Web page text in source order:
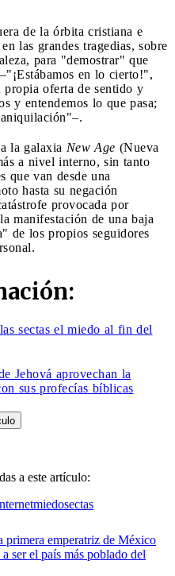
de la órbita cristiana e
las grandes tragedias, sobre
para "demostrar" que
en lo cierto!",
propia oferta de sentido y
y entendemos lo que pasa;
la galaxia New Age (Nueva
a nivel interno, sin tanto
que van desde una
hasta su negación
provocada por
manifestación de una baja
de los propios seguidores
sectas el miedo al fin del
Jehová aprovechan la
sus profecías bíblicas
a este artículo:
miedosectas
primera emperatriz de México
ser el país más poblado del